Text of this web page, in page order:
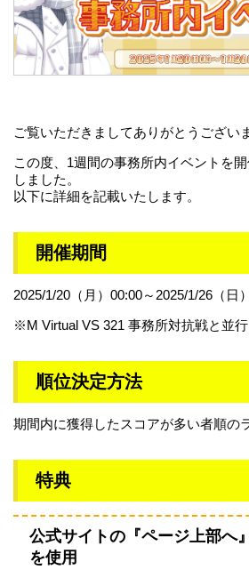
ご覧いただきましてありがとうござい
この度、1週間の事務所内イベントを
しました。
以下に詳細を記載いたします。
開催期間
2025/1/20（月）00:00～2025/1/26（日
※M Virtual VS 321 事務所対抗戦と並行
順位決定方法
期間内に獲得したスコアが多い者順の
特典
公式サイトの『ページ上部へ
を使用